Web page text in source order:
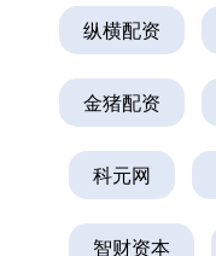
纵横配资
金猪配资
科元网
智财资本